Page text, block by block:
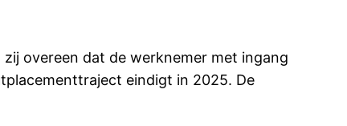
overeen dat de werknemer met ingang
eindigt in 2025. De